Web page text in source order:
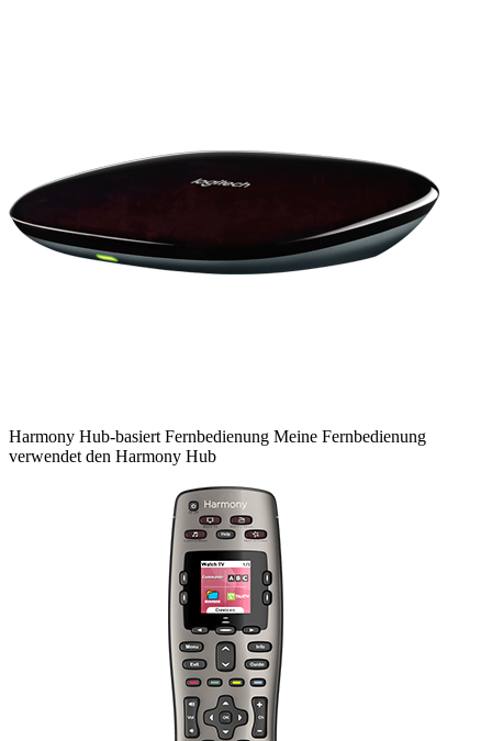
Harmony Hub-basiert Fernbedienung Meine Fernbedienung
verwendet den Harmony Hub